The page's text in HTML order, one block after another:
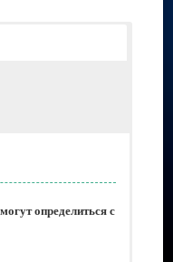
определиться с